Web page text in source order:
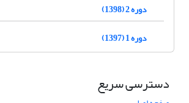
دوره 2 (1398)
دوره 1 (1397)
دسترسی سریع